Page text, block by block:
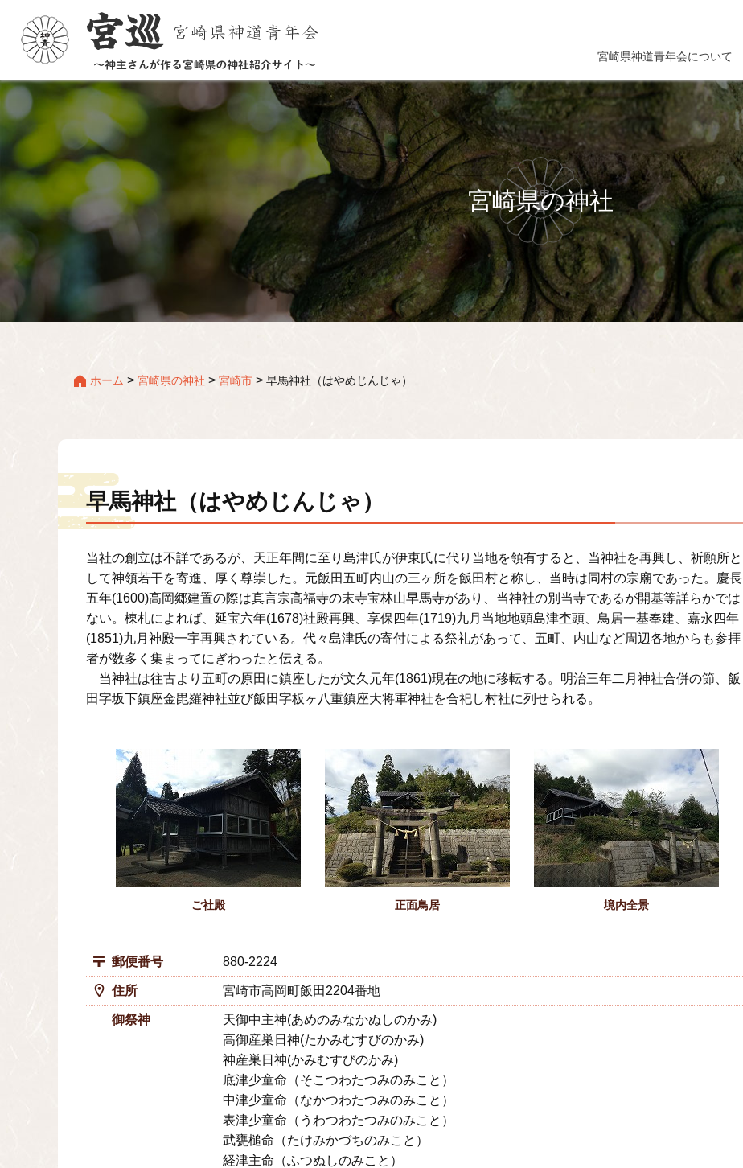
宮崎県神道青年会について
宮崎県の神社
ホーム > 宮崎県の神社 > 宮崎市 > 早馬神社（はやめじんじゃ）
早馬神社（はやめじんじゃ）
当社の創立は不詳であるが、天正年間に至り島津氏が伊東氏に代り当地を領有すると、当神社を再興し、祈願所と
して神領若干を寄進、厚く尊崇した。元飯田五町内山の三ヶ所を飯田村と称し、当時は同村の宗廟であった。慶長
五年(1600)高岡郷建置の際は真言宗高福寺の末寺宝林山早馬寺があり、当神社の別当寺であるが開基等詳らかでは
ない。棟札によれば、延宝六年(1678)社殿再興、享保四年(1719)九月当地地頭島津杢頭、鳥居一基奉建、嘉永四年
(1851)九月神殿一宇再興されている。代々島津氏の寄付による祭礼があって、五町、内山など周辺各地からも参拝
者が数多く集まってにぎわったと伝える。
当神社は往古より五町の原田に鎮座したが文久元年(1861)現在の地に移転する。明治三年二月神社合併の節、飯
田字坂下鎮座金毘羅神社並び飯田字板ヶ八重鎮座大将軍神社を合祀し村社に列せられる。
ご社殿 正面鳥居 境内全景
郵便番号 880-2224
住所 宮崎市高岡町飯田2204番地
御祭神
天御中主神(あめのみなかぬしのかみ)
高御産巣日神(たかみむすびのかみ)
神産巣日神(かみむすびのかみ)
底津少童命（そこつわたつみのみこと）
中津少童命（なかつわたつみのみこと）
表津少童命（うわつわたつみのみこと）
武甕槌命（たけみかづちのみこと）
経津主命（ふつぬしのみこと）